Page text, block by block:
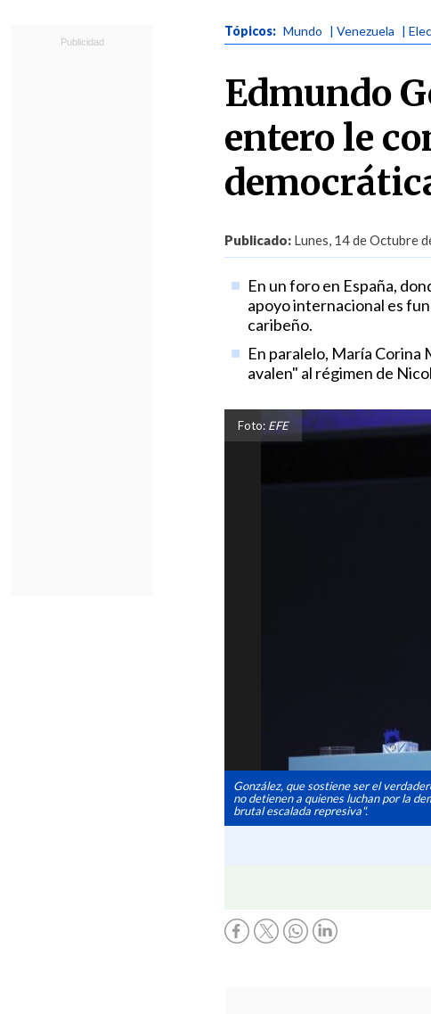
Tópicos: Mundo | Venezuela |
Edmundo
entero le
Publicado: Lunes, 14 de Octubre
En un foro en España,
apoyo internacional es
caribeño.
En paralelo, María Corina
avalen" al régimen de
Foto: EFE
González, que sostiene ser el
no detienen a quienes luchan por la
brutal escalada represiva".